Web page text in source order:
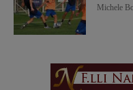
Michele